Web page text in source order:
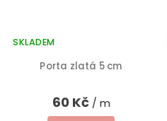
Porta zlatá 5 cm
SKLADEM
60 Kč / m